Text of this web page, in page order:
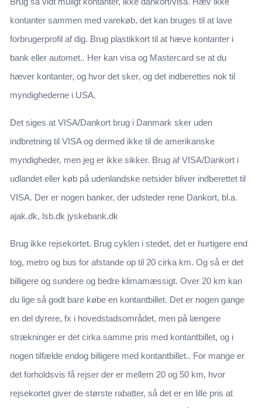
kontanter sammen med varekøb, det kan bruges til at lave
forbrugerprofil af dig. Brug plastikkort til at hæve kontanter i
bank eller automet.. Her kan visa og Mastercard se at du
hæver kontanter, og hvor det sker, og det indberettes nok til
myndighederne i USA.
Det siges at VISA/Dankort brug i Danmark sker uden
indbretning til VISA og dermed ikke til de amerikanske
myndigheder, men jeg er ikke sikker. Brug af VISA/Dankort i
udlandet eller køb på udenlandske netsider bliver indberettet til
VISA. Der er nogen banker, der udsteder rene Dankort, bl.a.
ajak.dk, lsb.dk jyskebank.dk
Brug ikke rejsekortet. Brug cyklen i stedet, det er hurtigere end
tog, metro og bus for afstande op til 20 cirka km. Og så er det
billigere og sundere og bedre klimamæssigt. Over 20 km kan
du lige så godt bare købe en kontantbillet. Det er nogen gange
en del dyrere, fx i hovedstadsområdet, men på længere
strækninger er det cirka samme pris med kontantbillet, og i
nogen tilfælde endog billigere med kontantbillet.. For mange er
det forholdsvis få rejser der er mellem 20 og 50 km, hvor
rejsekortet giver de største rabatter, så det er en lille pris at